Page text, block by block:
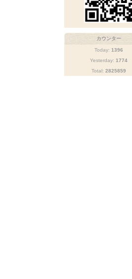
カウンター
Today: 1396
Yesterday: 1774
Total: 2825859